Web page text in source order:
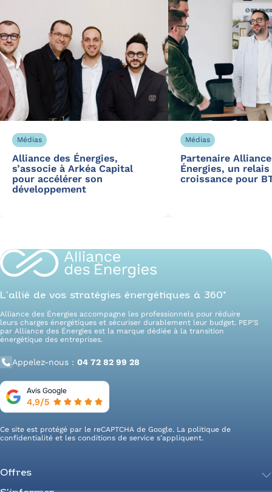
Médias
Alliance des Énergies,
s’associe à Arkéa Capital
pour accélérer son
développement
Médias
Partenaire
Énergies, un relais
croissance pour
L’allié de vos stratégies énergétiques à 360°
Alliance des Énergies accompagne les professionnels pour réduire
leurs charges énergétiques et sécuriser durablement leur budget. PEP’S
par Alliance des Énergies est la marque dédiée à la transition
énergétique des entreprises.
Appelez-nous : 04 72 82 99 28
Ce site est protégé par le reCAPTCHA de Google. La politique de
confidentialité et les conditions de service s’appliquent.
Offres